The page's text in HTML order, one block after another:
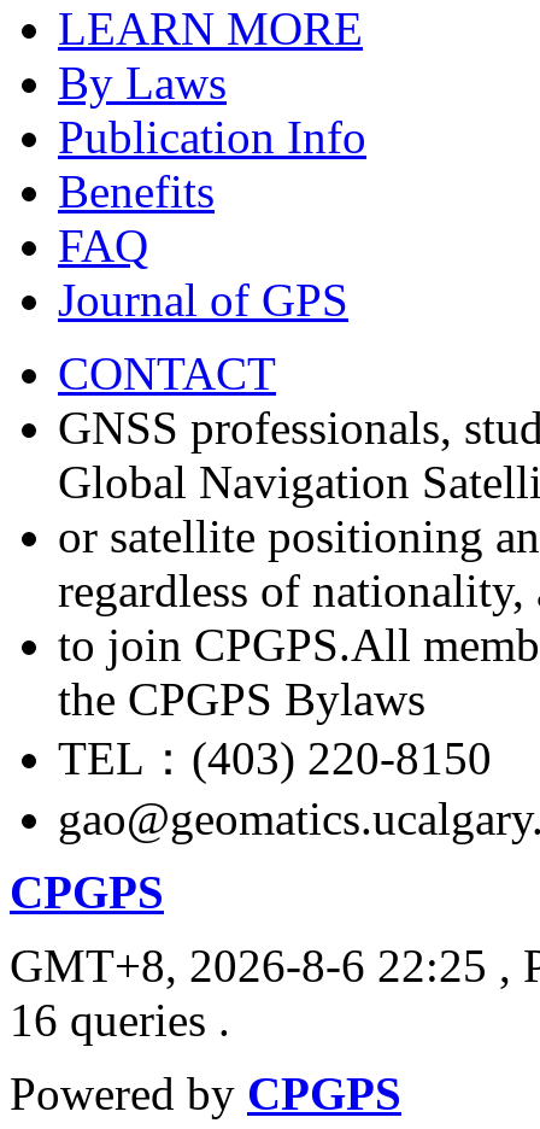
LEARN MORE
By Laws
Publication Info
Benefits
FAQ
Journal of GPS
CONTACT
GNSS professionals,
Global Navigation
or satellite positioning
regardless of nationality,
to join CPGPS.All
the CPGPS Bylaws
TEL：(403) 220-8150
CPGPS
GMT+8, 2026-8-6 22:25 ,
16 queries .
Powered by CPGPS